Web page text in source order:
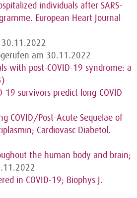
individuals after SARS-
European Heart Journal
am 30.11.2022
with post-COVID-19 syndrome: a
19 survivors predict long-COVID
COVID/Post-Acute Sequelae of
Cardiovasc Diabetol.
the human body and brain;
in COVID-19; Biophys J.